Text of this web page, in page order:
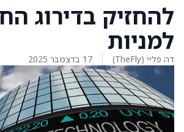
להחזיק בדירוג
למניות
דה פליי (TheFly) 17 בדצמבר 2025